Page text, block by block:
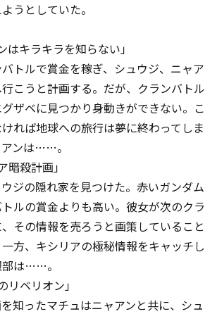
うとしていた。
キラキラを知らない」
トルで賞金を稼ぎ、シュウジ、ニャア
こうと計画する。だが、クランバトル
ザベに見つかり身動きができない。こ
れば地球への旅行は夢に終わってしま
ンは……。
殺計画」
ジの隠れ家を見つけた。赤いガンダム
ルの賞金よりも高い。彼女が次のクラ
その情報を売ろうと画策していること
方、キシリアの極秘情報をキャッチし
部は……。
ベリオン」
知ったマチュはニャアンと共に、シュ